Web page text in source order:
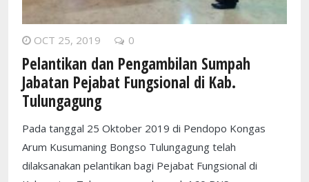
OCT 25, 2019 0
Pelantikan dan Pengambilan Sumpah
Jabatan Pejabat Fungsional di Kab.
Tulungagung
Pada tanggal 25 Oktober 2019 di Pendopo Kongas
Arum Kusumaning Bongso Tulungagung telah
dilaksanakan pelantikan bagi Pejabat Fungsional di